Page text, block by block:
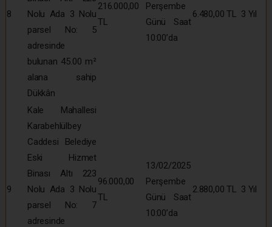
8
Nolu Ada 3 Nolu
parsel No: 5
adresinde
bulunan 45.00 m²
alana sahip
Dükkân
216.000,00
TL
Perşembe
Günü Saat
10:00’da
6.480,00 TL 3 Yıl
9
Kale Mahallesi
Karabehlülbey
Caddesi Belediye
Eski Hizmet
Binası Altı 223
Nolu Ada 3 Nolu
parsel No: 7
adresinde
96.000,00
TL
13/02/2025
Perşembe
Günü Saat
10:00’da
2.880,00 TL 3 Yıl